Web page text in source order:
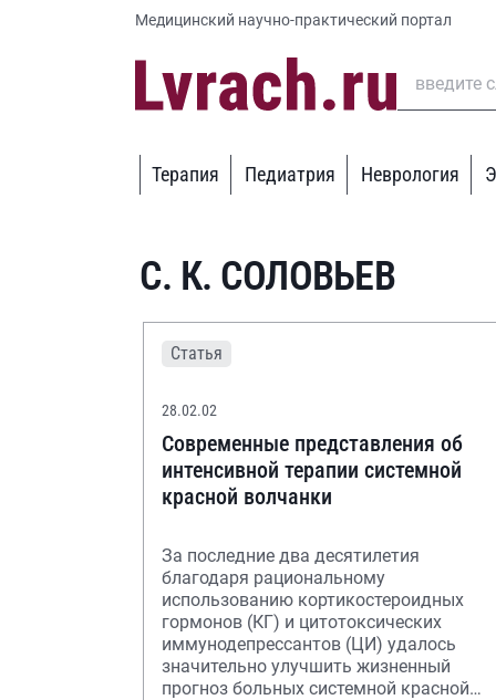
Медицинский научно-практический портал
Терапия Педиатрия Неврология
С. К. СОЛОВЬЕВ
Статья
28.02.02
Современные представления об
интенсивной терапии системной
красной волчанки
За последние два десятилетия
благодаря рациональному
использованию кортикостероидных
гормонов (КГ) и цитотоксических
иммунодепрессантов (ЦИ) удалось
значительно улучшить жизненный
прогноз больных системной красной